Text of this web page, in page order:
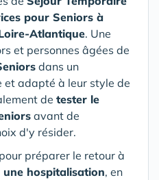
pour Seniors à
Atlantique. Une
et personnes âgées de
dans un
et adapté à leur style de
de tester le
avant de
d'y résider.
préparer le retour à
une hospitalisation, en